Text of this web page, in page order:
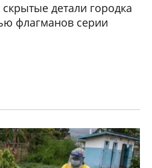
детали городка
флагманов серии